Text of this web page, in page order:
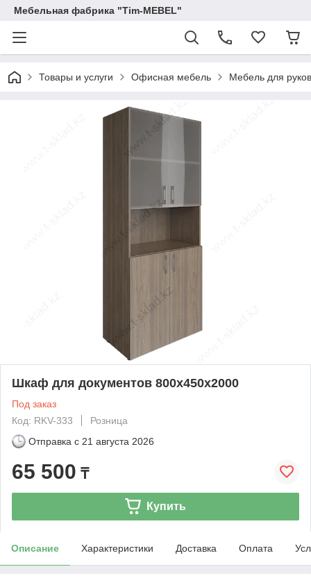
Мебельная фабрика "Tim-MEBEL"
Товары и услуги Офисная мебель Мебель для
Шкаф для документов 800х450х2000
Под заказ
Код: RKV-333
Розница
Отправка с 21 августа 2026
65 500 ₸
Купить
Описание Характеристики Доставка Оплата